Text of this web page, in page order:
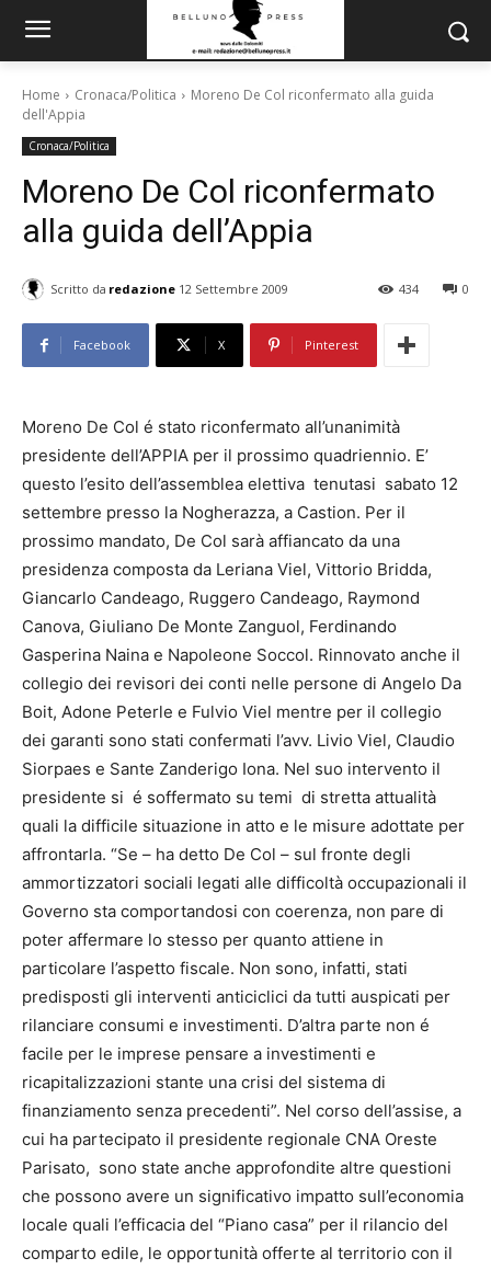
Home Cronaca/Politica
Moreno De Col riconfermato alla guida
dell'Appia
Cronaca/Politica
Moreno De Col riconfermato
alla guida dell’Appia
Scritto da redazione 12 Settembre 2009 0
434
Facebook X Pinterest
Moreno De Col é stato riconfermato all’unanimità
presidente dell’APPIA per il prossimo quadriennio. E’
questo l’esito dell’assemblea elettiva tenutasi sabato 12
settembre presso la Nogherazza, a Castion. Per il
prossimo mandato, De Col sarà affiancato da una
presidenza composta da Leriana Viel, Vittorio Bridda,
Giancarlo Candeago, Ruggero Candeago, Raymond
Canova, Giuliano De Monte Zanguol, Ferdinando
Gasperina Naina e Napoleone Soccol. Rinnovato anche il
collegio dei revisori dei conti nelle persone di Angelo Da
Boit, Adone Peterle e Fulvio Viel mentre per il collegio
dei garanti sono stati confermati l’avv. Livio Viel, Claudio
Siorpaes e Sante Zanderigo Iona. Nel suo intervento il
presidente si é soffermato su temi di stretta attualità
quali la difficile situazione in atto e le misure adottate per
affrontarla. “Se – ha detto De Col – sul fronte degli
ammortizzatori sociali legati alle difficoltà occupazionali il
Governo sta comportandosi con coerenza, non pare di
poter affermare lo stesso per quanto attiene in
particolare l’aspetto fiscale. Non sono, infatti, stati
predisposti gli interventi anticiclici da tutti auspicati per
rilanciare consumi e investimenti. D’altra parte non é
facile per le imprese pensare a investimenti e
ricapitalizzazioni stante una crisi del sistema di
finanziamento senza precedenti”. Nel corso dell’assise, a
cui ha partecipato il presidente regionale CNA Oreste
Parisato, sono state anche approfondite altre questioni
che possono avere un significativo impatto sull’economia
locale quali l’efficacia del “Piano casa” per il rilancio del
comparto edile, le opportunità offerte al territorio con il